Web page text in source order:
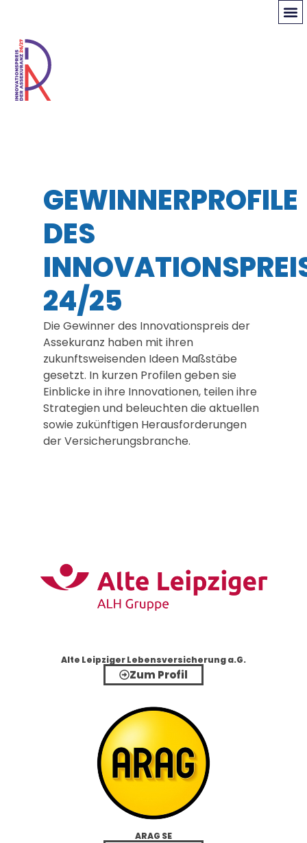
GEWINNERPROFILE
DES
24/25
Die Gewinner des Innovationspreis der
Assekuranz haben mit ihren
zukunftsweisenden Ideen Maßstäbe
gesetzt. In kurzen Profilen geben sie
Einblicke in ihre Innovationen, teilen ihre
Strategien und beleuchten die aktuellen
sowie zukünftigen Herausforderungen
der Versicherungsbranche.
Alte Leipziger Lebensversicherung a.G.
Zum Profil
ARAG SE